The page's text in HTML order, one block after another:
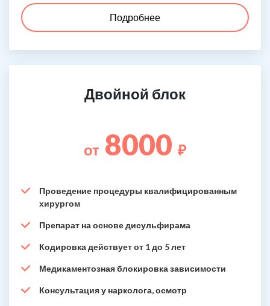
Подробнее
Двойной блок
от 8000 ₽
Проведение процедуры квалифицированным
хирургом
Препарат на основе дисульфирама
Кодировка действует от 1 до 5 лет
Медикаментозная блокировка зависимости
Консультация у нарколога, осмотр